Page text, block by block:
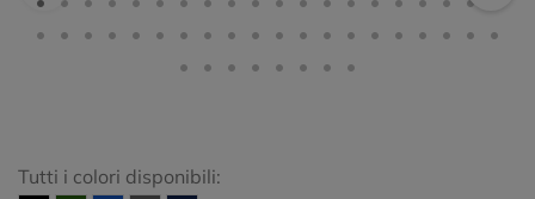
Tutti i colori disponibili: